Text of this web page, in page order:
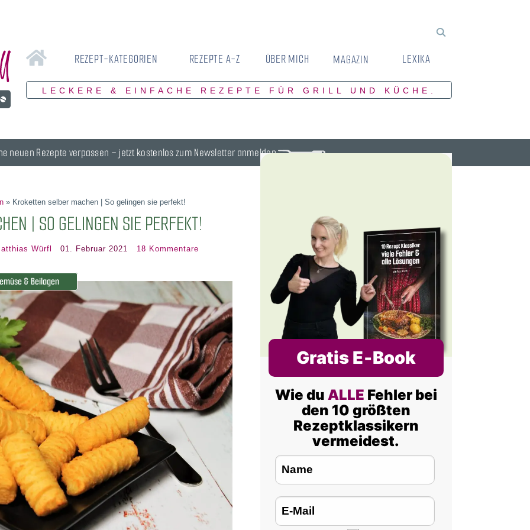
REZEPT-KATEGORIEN REZEPTE A-Z ÜBER MICH MAGAZIN LEXIKA
LECKERE & EINFACHE REZEPTE FÜR GRILL UND KÜCHE.
neuen Rezepte verpassen – jetzt kostenlos zum Newsletter anmelden.
» Kroketten selber machen | So gelingen sie perfekt!
| SO GELINGEN SIE PERFEKT!
Würfl 01. Februar 2021 18 Kommentare
& Beilagen
Gratis E‑Book
Wie du ALLE Fehler bei
den 10 größten
Rezeptklassikern
vermeidest.